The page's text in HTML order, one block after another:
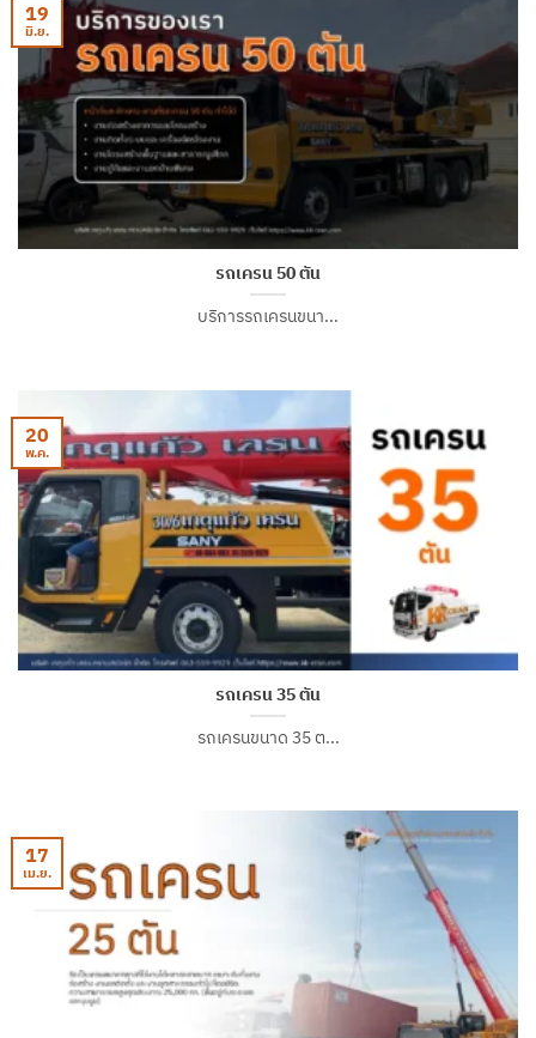
รถเครน 50 ตัน
บริการรถเครนขนา...
19
มิ.ย.
รถเครน 35 ตัน
รถเครนขนาด 35 ต...
20
พ.ค.
17
เม.ย.